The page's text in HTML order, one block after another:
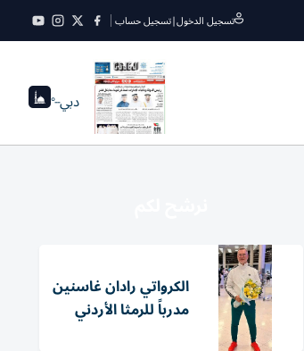
تسجيل الدخول|تسجيل حساب
دبي--°
الكرواتي رادان غاسنين
مدرباً للرمثا الأردني